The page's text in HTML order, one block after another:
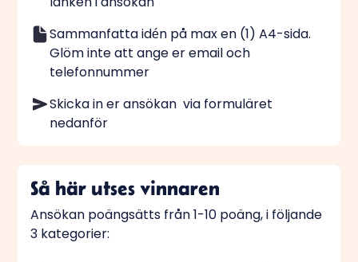
Sammanfatta idén på max en (1) A4-sida.
Glöm inte att ange er email och
telefonnummer
Skicka in er ansökan via formuläret
nedanför
Så här utses vinnaren
Ansökan poängsätts från 1-10 poäng, i följande
3 kategorier: